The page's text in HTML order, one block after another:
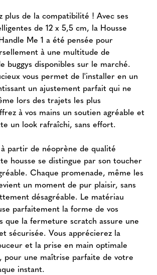
plus de la compatibilité ! Avec ses
de 12 x 5,5 cm, la Housse
Me 1 a été pensée pour
à une multitude de
buggys disponibles sur le marché.
vous permet de l'installer en un
un ajustement parfait qui ne
lors des trajets les plus
à vos mains un soutien agréable et
un look rafraîchi, sans effort.
partir de néoprène de qualité
housse se distingue par son toucher
Chaque promenade, même les
un moment de pur plaisir, sans
désagréable. Le matériau
parfaitement la forme de vos
que la fermeture scratch assure une
sécurisée. Vous apprécierez la
et la prise en main optimale
pour une maîtrise parfaite de votre
instant.